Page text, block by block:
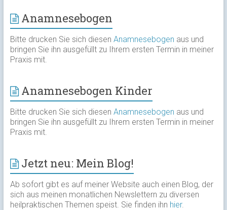
Anamnesebogen
Bitte drucken Sie sich diesen Anamnesebogen aus und
bringen Sie ihn ausgefüllt zu Ihrem ersten Termin in meiner
Praxis mit.
Anamnesebogen Kinder
Bitte drucken Sie sich diesen Anamnesebogen aus und
bringen Sie ihn ausgefüllt zu Ihrem ersten Termin in meiner
Praxis mit.
Jetzt neu: Mein Blog!
Ab sofort gibt es auf meiner Website auch einen Blog, der
sich aus meinen monatlichen Newslettern zu diversen
heilpraktischen Themen speist. Sie finden ihn hier.